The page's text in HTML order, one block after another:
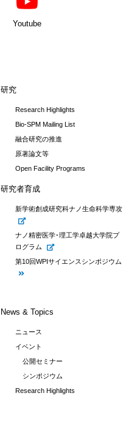
Youtube
研究
Research Highlights
Bio-SPM Mailing List
融合研究の推進
原著論文等
Open Facility Programs
研究者育成
新学術創成研究科ナノ生命科学専攻
ナノ精密医学･理工学卓越大学院プ
ログラム
第10回WPIサイエンスシンポジウム
News & Topics
ニュース
イベント
公開セミナー
シンポジウム
Research Highlights